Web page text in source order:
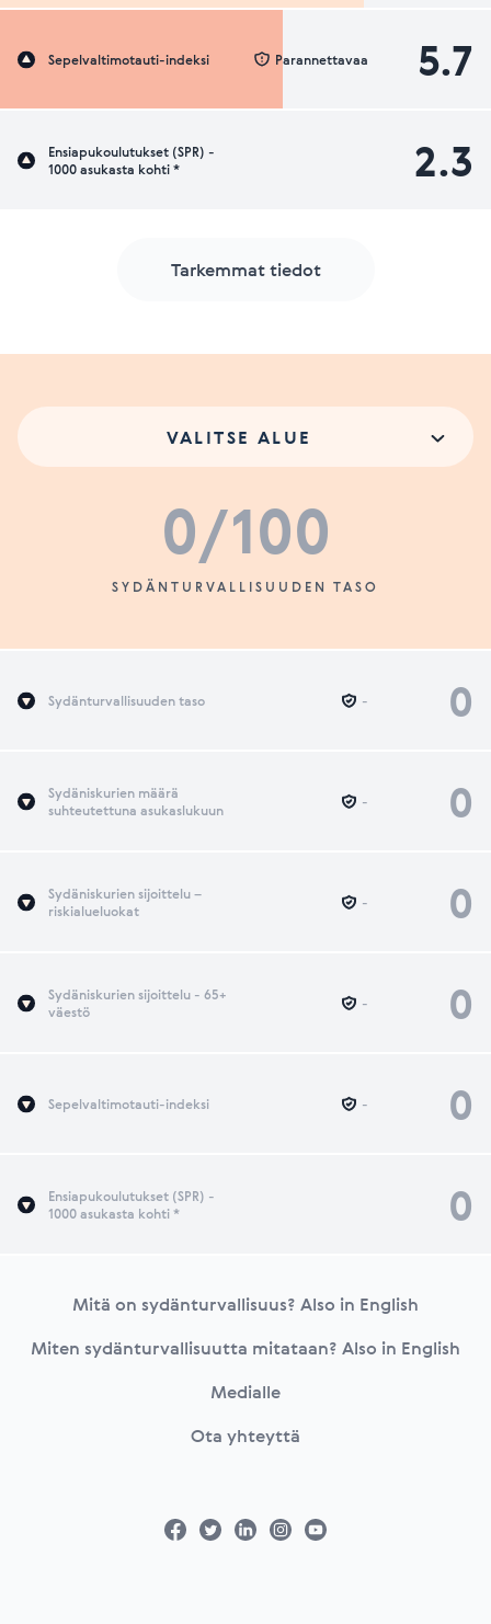
Sepelvaltimotauti-indeksi 5.7
Parannettavaa
Ensiapukoulutukset (SPR) -
1000 asukasta kohti *
2.3
Tarkemmat tiedot
VALITSE ALUE
0/100
SYDÄNTURVALLISUUDEN TASO
Sydänturvallisuuden taso 0
-
Sydäniskurien määrä
suhteutettuna asukaslukuun
0
-
Sydäniskurien sijoittelu –
riskialueluokat
0
-
Sydäniskurien sijoittelu - 65+
väestö
0
-
Sepelvaltimotauti-indeksi 0
-
Ensiapukoulutukset (SPR) -
1000 asukasta kohti *
0
Mitä on sydänturvallisuus? Also in English
Miten sydänturvallisuutta mitataan? Also in English
Medialle
Ota yhteyttä